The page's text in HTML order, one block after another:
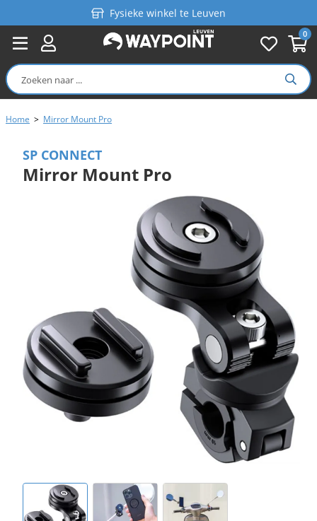
0
Fysieke winkel te Leuven
Persoonlijk advies
Gratis verzending in België vanaf €99
Home > Mirror Mount Pro
SP CONNECT
Mirror Mount Pro